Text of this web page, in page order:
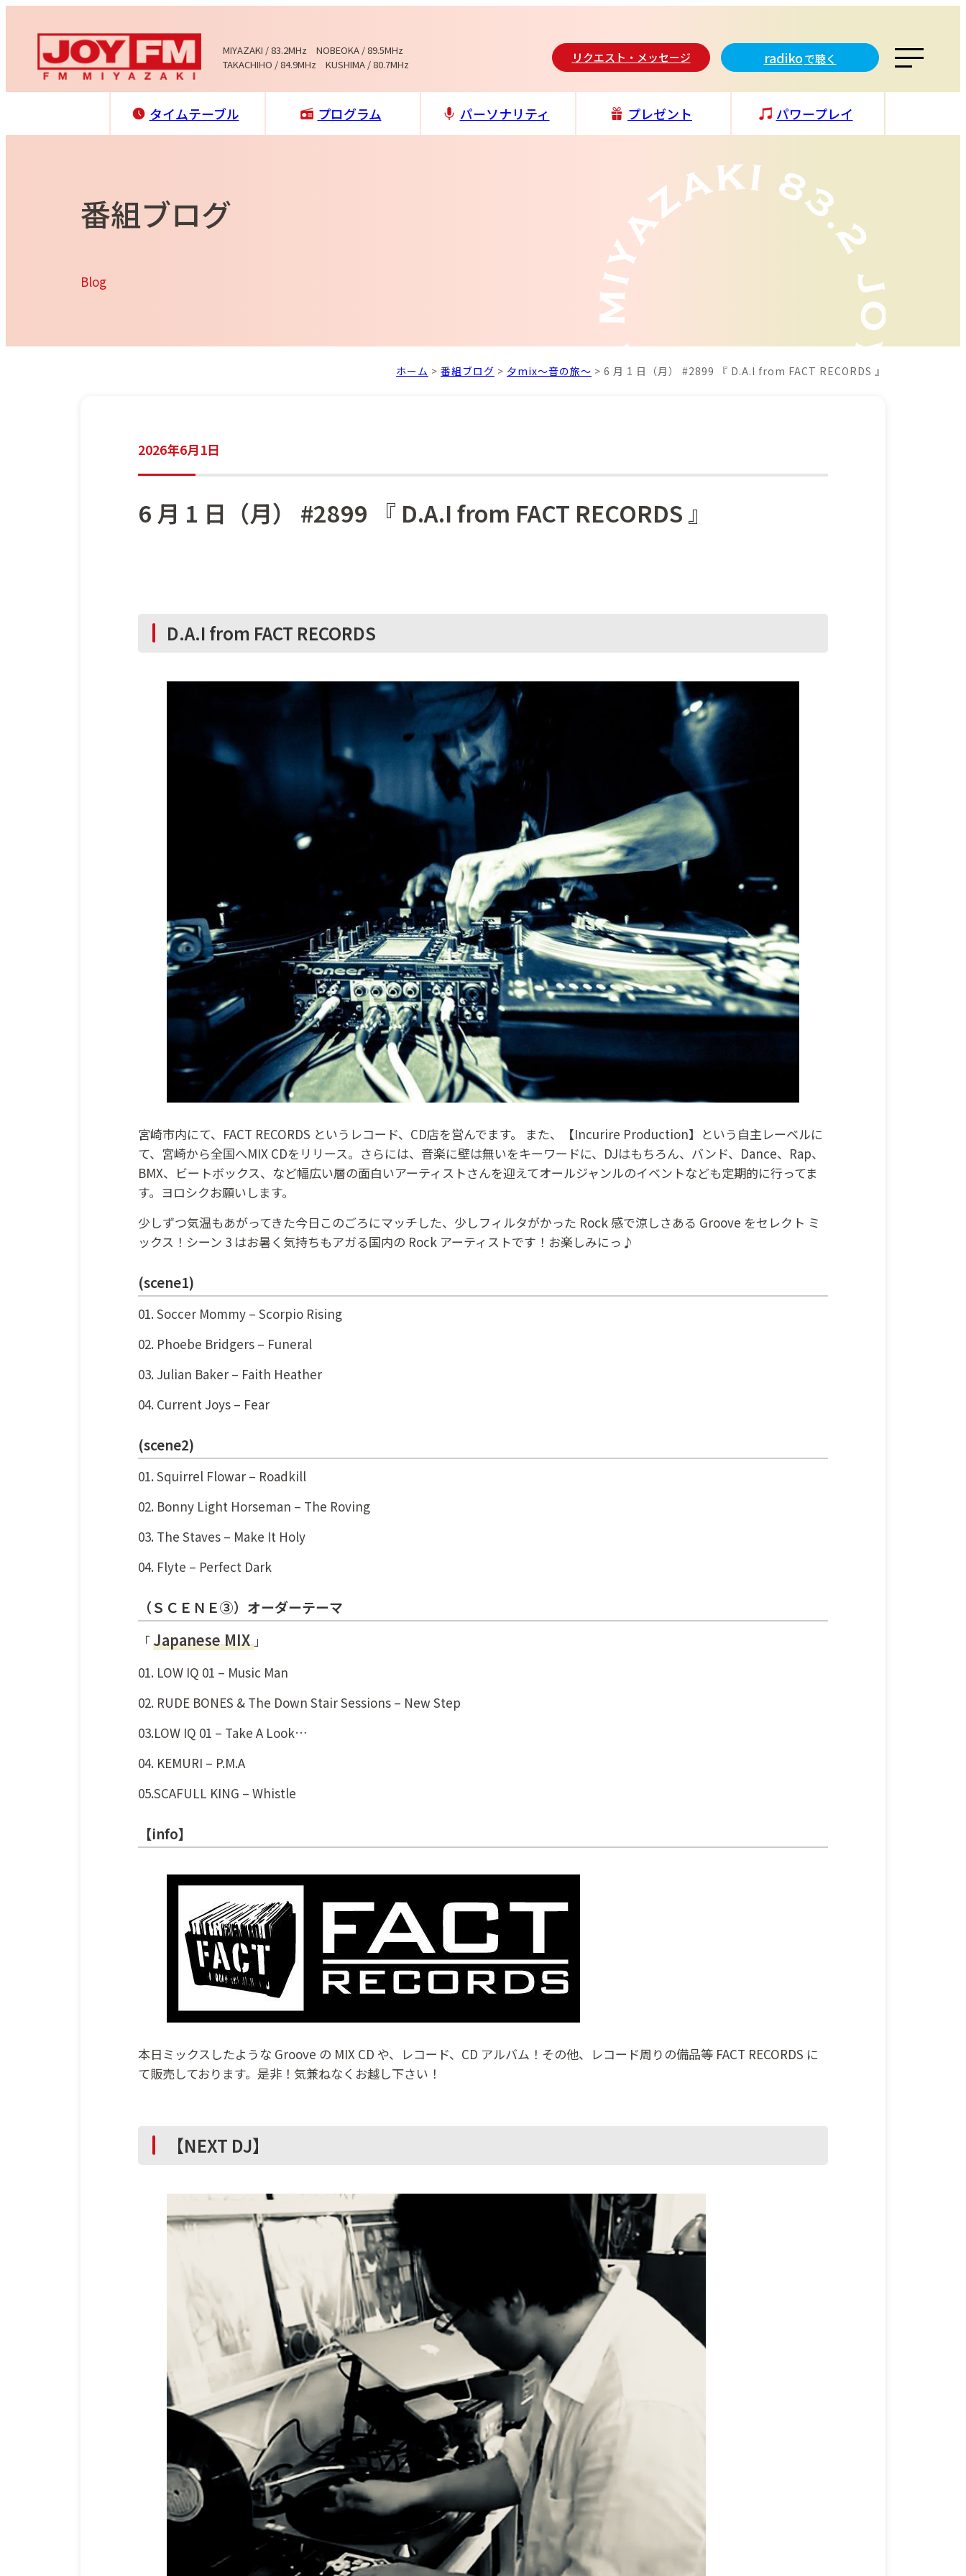
MIYAZAKI / 83.2MHz NOBEOKA / 89.5MHz
TAKACHIHO / 84.9MHz KUSHIMA / 80.7MHz
リクエスト・メッセージ radikoで聴く
タイムテーブル プログラム パーソナリティ プレゼント パワープレイ
番組ブログ
Blog
ホーム > 番組ブログ > 夕mix～音の旅～ > 6 月 1 日（月） #2899 『 D.A.I from FACT RECORDS 』
2026年6月1日
6 月 1 日（月） #2899 『 D.A.I from FACT RECORDS 』
D.A.I from FACT RECORDS
宮崎市内にて、FACT RECORDS というレコード、CD店を営んでます。 また、【Incurire Production】という自主レーベルに
て、宮崎から全国へMIX CDをリリース。さらには、音楽に壁は無いをキーワードに、DJはもちろん、バンド、Dance、Rap、
BMX、ビートボックス、など幅広い層の面白いアーティストさんを迎えてオールジャンルのイベントなども定期的に行ってま
す。ヨロシクお願いします。
少しずつ気温もあがってきた今日このごろにマッチした、少しフィルタがかった Rock 感で涼しさある Groove をセレクト ミ
ックス！シーン 3 はお暑く気持ちもアガる国内の Rock アーティストです！お楽しみにっ♪
(scene1)
01. Soccer Mommy – Scorpio Rising
02. Phoebe Bridgers – Funeral
03. Julian Baker – Faith Heather
04. Current Joys – Fear
(scene2)
01. Squirrel Flowar – Roadkill
02. Bonny Light Horseman – The Roving
03. The Staves – Make It Holy
04. Flyte – Perfect Dark
（ＳＣＥＮＥ③）オーダーテーマ
「Japanese MIX」
01. LOW IQ 01 – Music Man
02. RUDE BONES & The Down Stair Sessions – New Step
03.LOW IQ 01 – Take A Look…
04. KEMURI – P.M.A
05.SCAFULL KING – Whistle
【info】
本日ミックスしたような Groove の MIX CD や、レコード、CD アルバム！その他、レコード周りの備品等 FACT RECORDS に
て販売しております。是非！気兼ねなくお越し下さい！
【NEXT DJ】